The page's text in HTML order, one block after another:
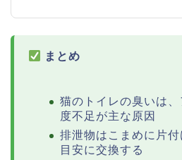
まとめ
猫のトイレの臭いは
度不足が主な原因
排泄物はこまめに片
目安に交換する